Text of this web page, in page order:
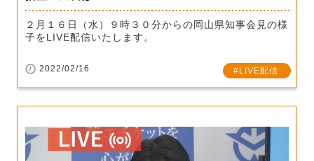
２月１６日（水）９時３０分からの岡山県知事会見の様
子をLIVE配信いたします。
2022/02/16 LIVE配信